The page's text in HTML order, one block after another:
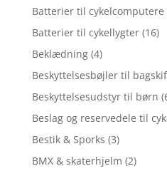
Batterier til
Batterier til cykellygter (16)
Beklædning (4)
Beskyttelsesbøjler til
Beskyttelsesudstyr til børn
Beslag og reservedele til
Bestik & Sporks (3)
BMX & skaterhjelm (2)